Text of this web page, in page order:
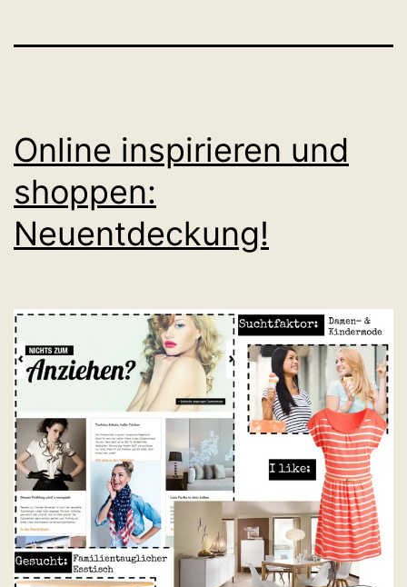
Online inspirieren und
shoppen:
Neuentdeckung!